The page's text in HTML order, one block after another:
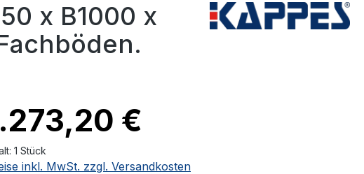
x B1000 x
€
1 Stück
inkl. MwSt. zzgl. Versandkosten